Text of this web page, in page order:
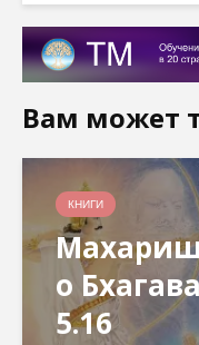
Вам может
КНИГИ
о
5.16